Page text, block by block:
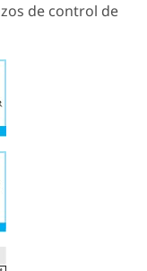
de control de